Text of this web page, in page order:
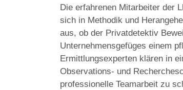
Die erfahrenen Mitarbeiter der
sich in Methodik und
aus, ob der Privatdetektiv
Unternehmensgefüges einem
Ermittlungsexperten klären in
Observations- und
professionelle Teamarbeit zu